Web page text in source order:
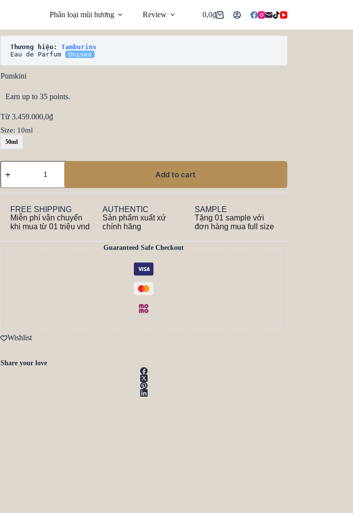
Phân loại mùi hương Review 0,0₫
Thương hiệu: Tamburins
Eau de Parfum
Unisex
Pumkini
Earn up to 35 points.
Từ 3.459.000,0₫
Size: 10ml
50ml
Add to cart
FREE SHIPPING
Miễn phí vận chuyển
khi mua từ 01 triệu vnd
AUTHENTIC
Sản phẩm xuất xứ
chính hãng
SAMPLE
Tặng 01 sample với
đơn hàng mua full size
Guaranteed Safe Checkout
Wishlist
Share your love